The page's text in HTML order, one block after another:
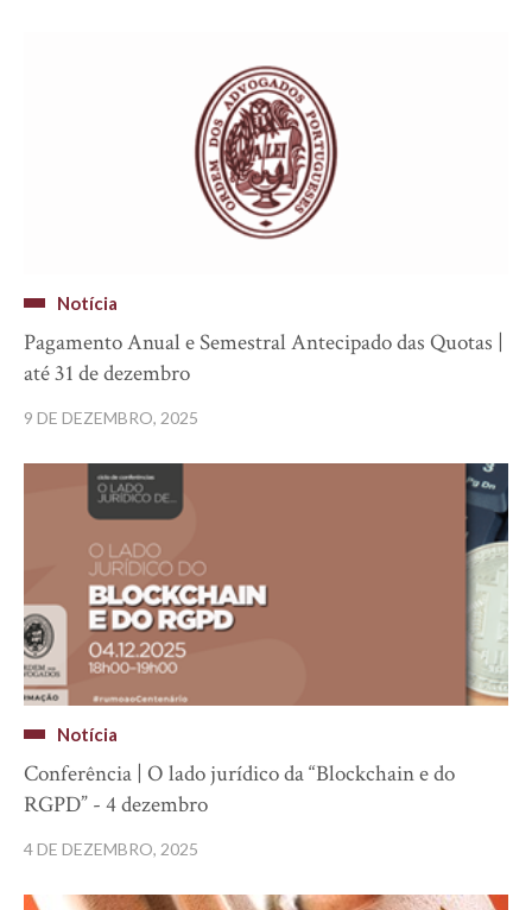
Notícia
Pagamento Anual e Semestral Antecipado das Quotas |
até 31 de dezembro
9 DE DEZEMBRO, 2025
Notícia
Conferência | O lado jurídico da “Blockchain e do
RGPD” - 4 dezembro
4 DE DEZEMBRO, 2025